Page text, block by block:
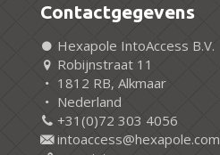
Contactgegevens
Hexapole IntoAccess B.V.
Robijnstraat 11
1812 RB, Alkmaar
Nederland
+31(0)72 303 4056
intoaccess@hexapole.com